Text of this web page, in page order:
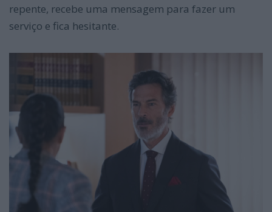
repente, recebe uma mensagem para fazer um
serviço e fica hesitante.